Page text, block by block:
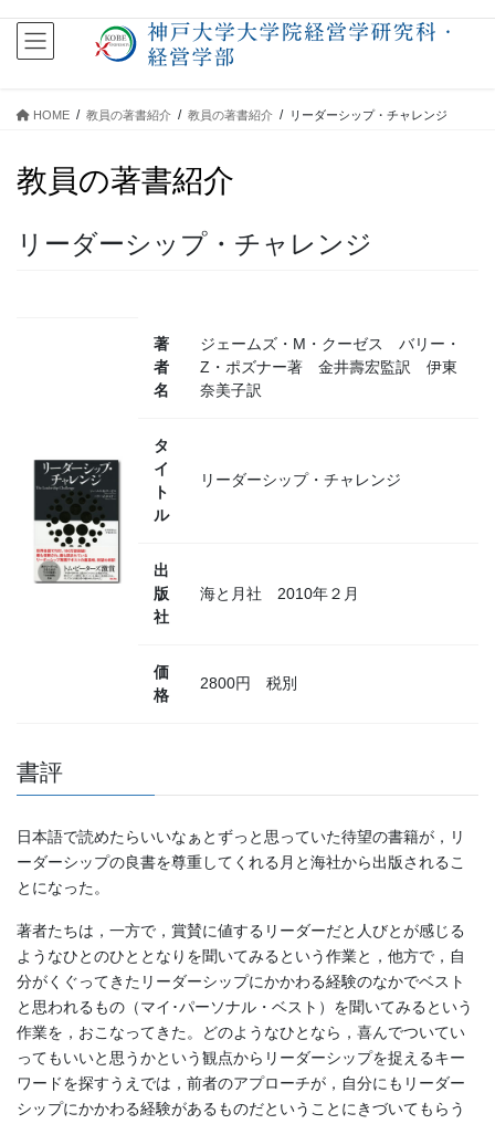
HOME 教員の著書紹介 教員の著書紹介 リーダーシップ・チャレンジ
教員の著書紹介
リーダーシップ・チャレンジ
著
者
名
ジェームズ・M・クーゼス バリー・
Z・ポズナー著 金井壽宏監訳 伊東
奈美子訳
タ
イ
ト
ル
リーダーシップ・チャレンジ
出
版
社
海と月社 2010年２月
価
格
2800円 税別
書評
日本語で読めたらいいなぁとずっと思っていた待望の書籍が，リ
ーダーシップの良書を尊重してくれる月と海社から出版されるこ
とになった。
著者たちは，一方で，賞賛に値するリーダーだと人びとが感じる
ようなひとのひととなりを聞いてみるという作業と，他方で，自
分がくぐってきたリーダーシップにかかわる経験のなかでベスト
と思われるもの（マイ･パーソナル・ベスト）を聞いてみるという
作業を，おこなってきた。どのようなひとなら，喜んでついてい
ってもいいと思うかという観点からリーダーシップを捉えるキー
ワードを探すうえでは，前者のアプローチが，自分にもリーダー
シップにかかわる経験があるものだということにきづいてもらう